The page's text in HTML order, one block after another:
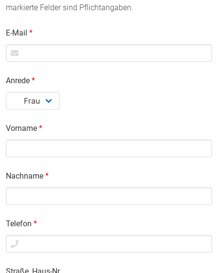
markierte Felder sind Pflichtangaben.
E-Mail *
Anrede *
Vorname *
Nachname *
Telefon *